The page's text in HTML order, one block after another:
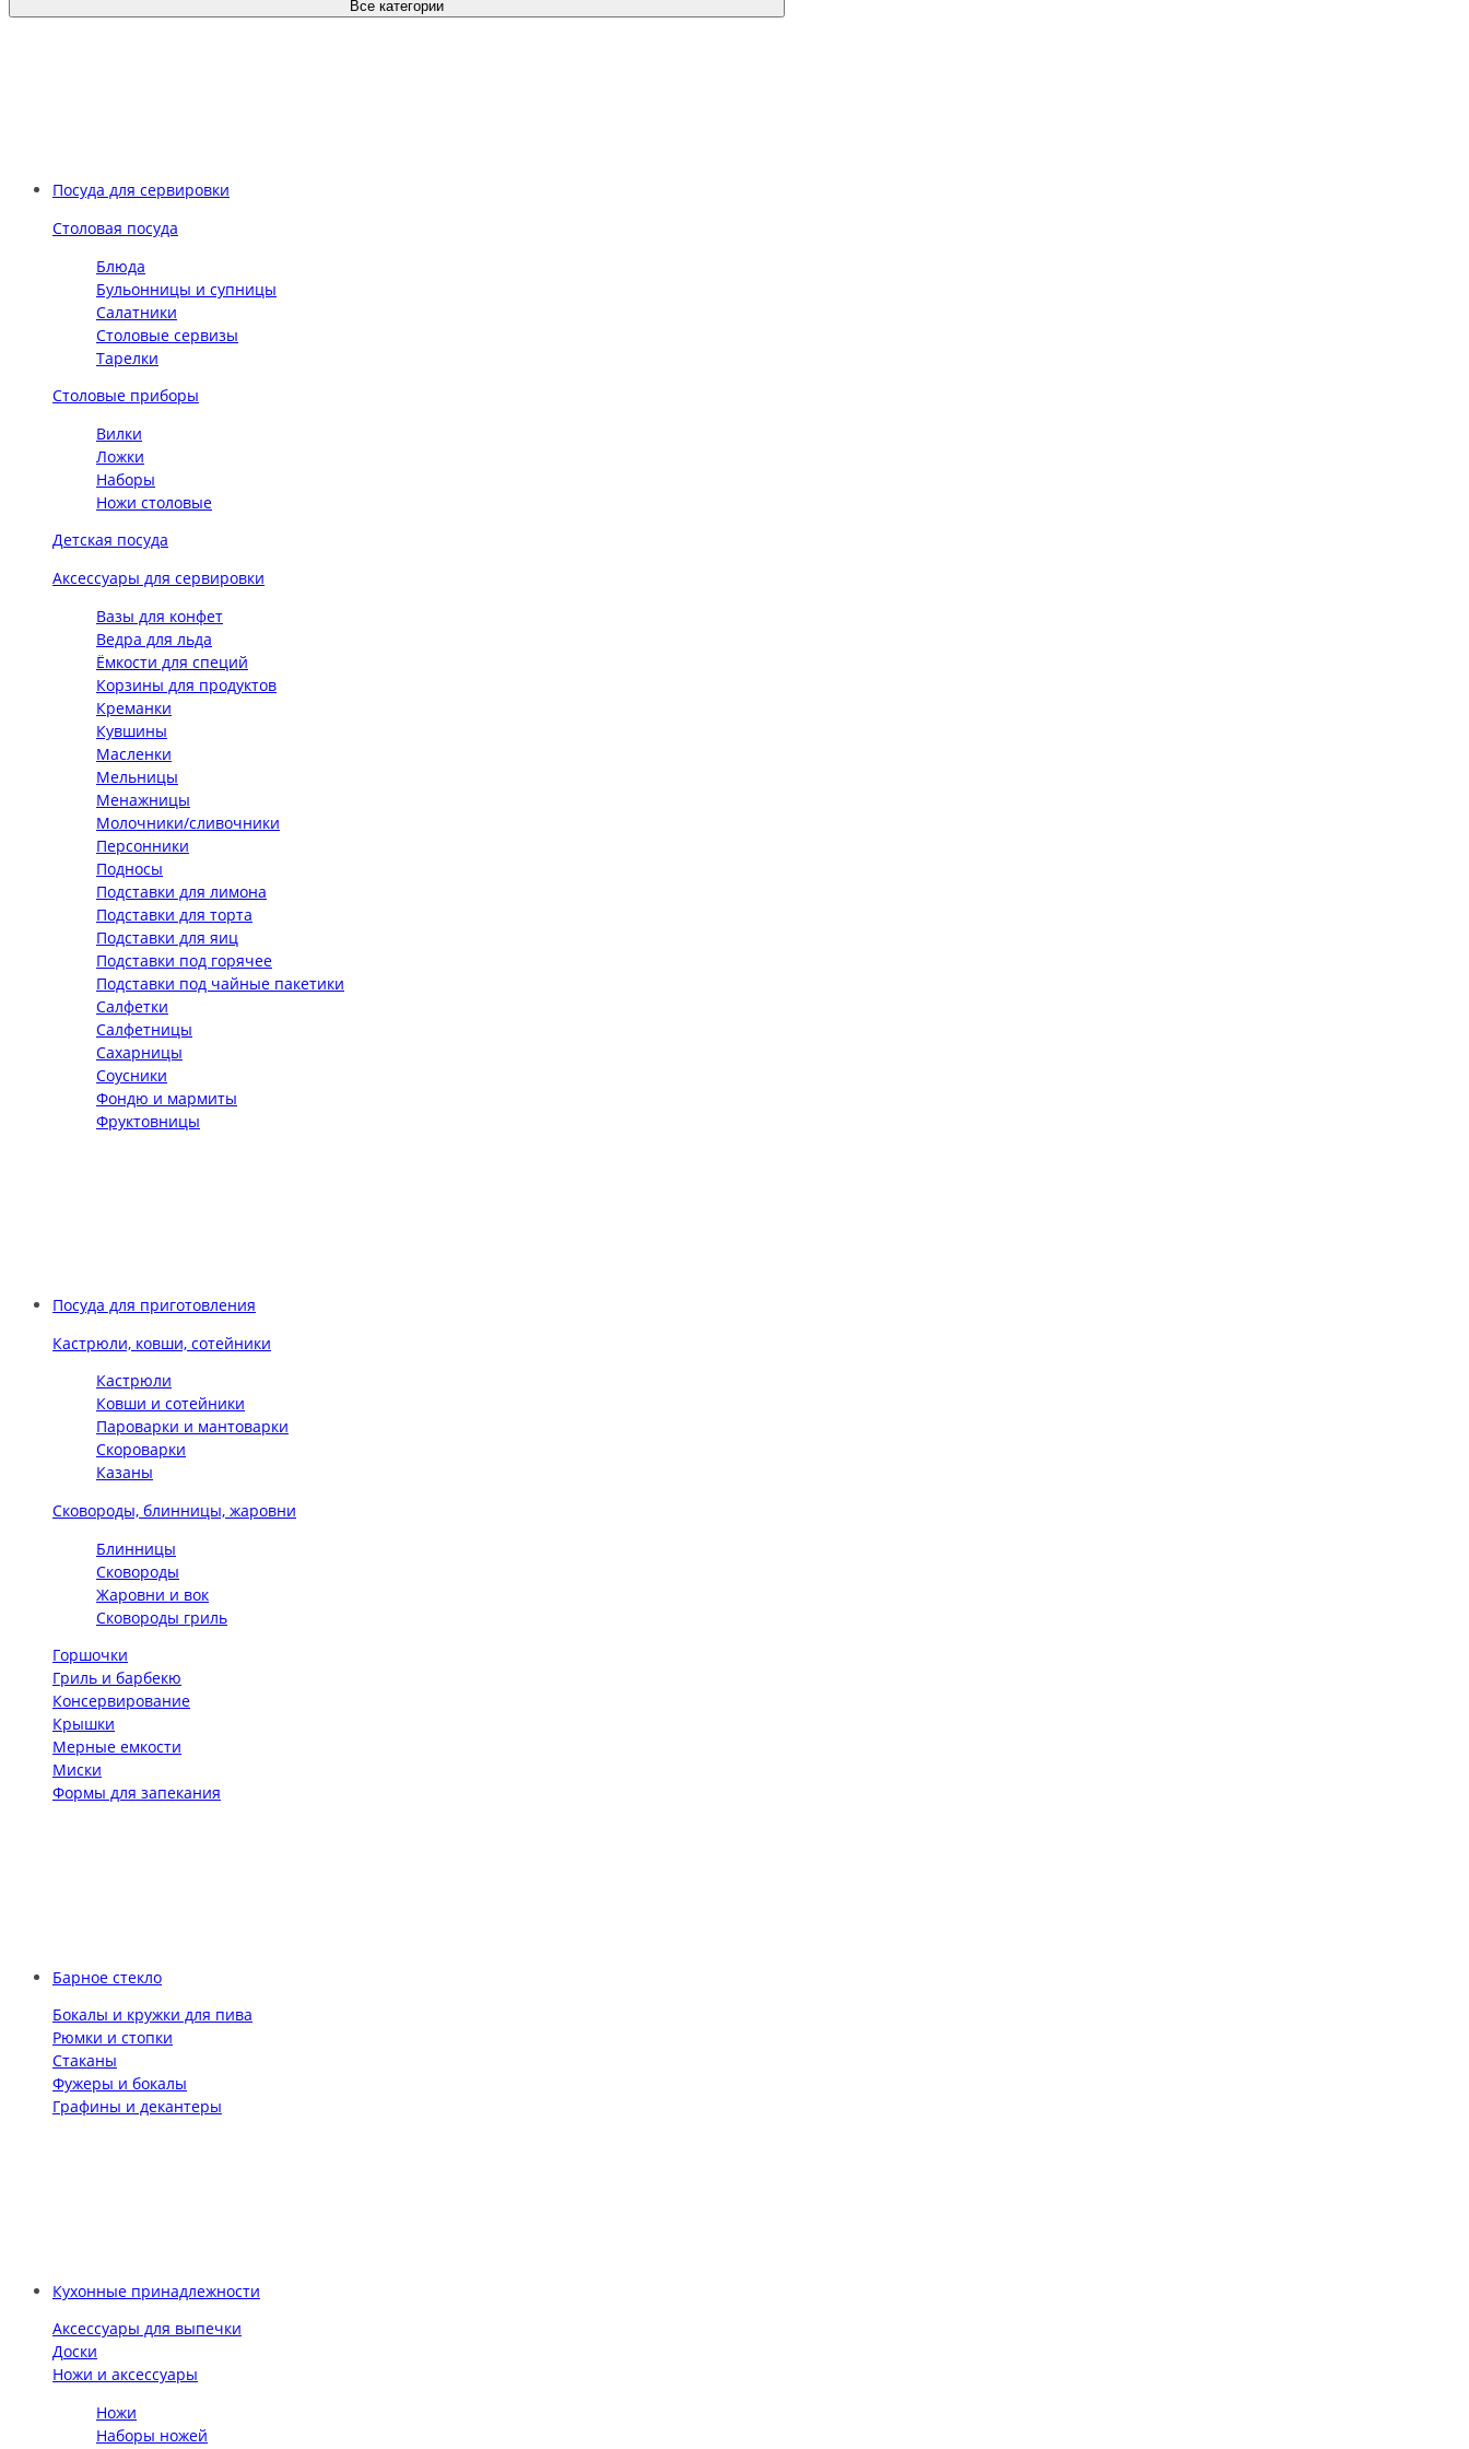
Все категории
Посуда для сервировки
Столовая посуда
Блюда
Бульонницы и супницы
Салатники
Столовые сервизы
Тарелки
Столовые приборы
Вилки
Ложки
Наборы
Ножи столовые
Детская посуда
Аксессуары для сервировки
Вазы для конфет
Ведра для льда
Ёмкости для специй
Корзины для продуктов
Креманки
Кувшины
Масленки
Мельницы
Менажницы
Молочники/сливочники
Персонники
Подносы
Подставки для лимона
Подставки для торта
Подставки для яиц
Подставки под горячее
Подставки под чайные пакетики
Салфетки
Салфетницы
Сахарницы
Соусники
Фондю и мармиты
Фруктовницы
Посуда для приготовления
Кастрюли, ковши, сотейники
Кастрюли
Ковши и сотейники
Пароварки и мантоварки
Скороварки
Казаны
Сковороды, блинницы, жаровни
Блинницы
Сковороды
Жаровни и вок
Сковороды гриль
Горшочки
Гриль и барбекю
Консервирование
Крышки
Мерные емкости
Миски
Формы для запекания
Барное стекло
Бокалы и кружки для пива
Рюмки и стопки
Стаканы
Фужеры и бокалы
Графины и декантеры
Кухонные принадлежности
Аксессуары для выпечки
Доски
Ножи и аксессуары
Ножи
Наборы ножей